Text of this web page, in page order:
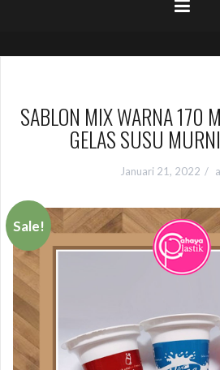
SABLON MIX WARNA 170
GELAS SUSU
Januari 21, 2022
Sale!